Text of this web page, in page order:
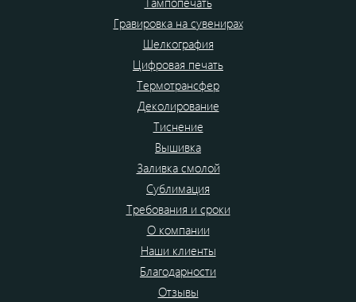
Гравировка на сувенирах
Шелкография
Цифровая печать
Термотрансфер
Деколирование
Тиснение
Вышивка
Заливка смолой
Сублимация
Требования и сроки
О компании
Наши клиенты
Благодарности
Отзывы